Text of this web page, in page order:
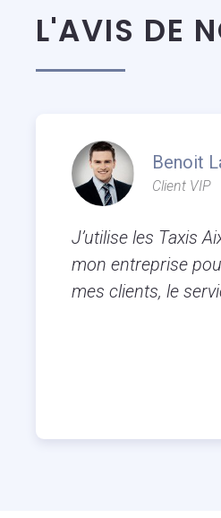
L'AVIS DE
Benoit
Client VIP
J’utilise les Taxis
mon entreprise
mes clients, le